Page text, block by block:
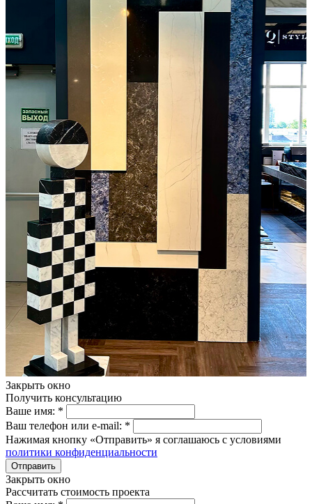
Закрыть окно
Получить консультацию
Ваше имя: *
Ваш телефон или e-mail: *
Нажимая кнопку «Отправить» я соглашаюсь с условиями
политики конфиденциальности
Отправить
Закрыть окно
Рассчитать стоимость проекта